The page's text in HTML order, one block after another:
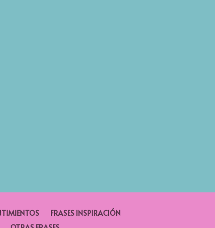
FRASES INSPIRACIÓN